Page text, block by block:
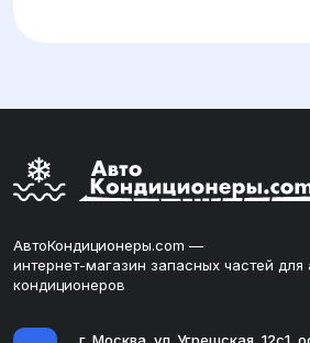
АвтоКондиционеры.com —
интернет-магазин запасных частей
кондиционеров
г. Москва, ул. Угрешская, 12с1,